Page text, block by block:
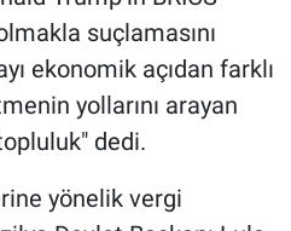
suçlamasını
ekonomik açıdan farklı
yollarını arayan
dedi.
yönelik vergi